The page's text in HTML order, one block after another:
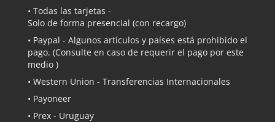
• Todas las tarjetas -
Solo de forma presencial (con recargo)
• Paypal - Algunos artículos y países está prohibido el
pago. (Consulte en caso de requerir el pago por este
medio )
• Western Union - Transferencias Internacionales
• Payoneer
• Prex - Uruguay